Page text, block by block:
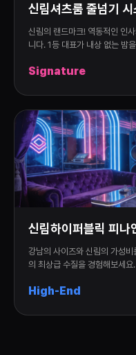
신림셔츠룸 줄넘기 시
신림의 랜드마크! 역동적인 인
니다. 1등 대표가 내상 없는 밤
Signature
신림하이퍼블릭 피
강남의 사이즈와 신림의 가성
의 최상급 수질을 경험해보세요.
High-End